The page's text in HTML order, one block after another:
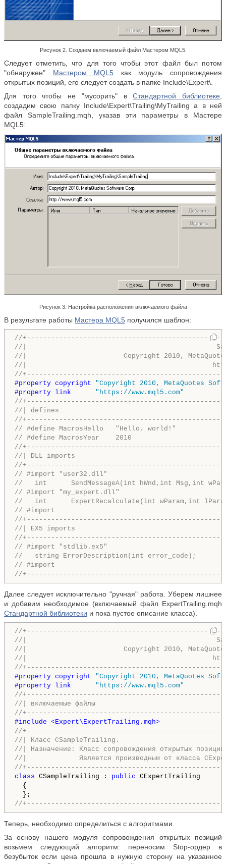
Рисунок 2. Создаем включаемый файл Мастером MQL5.
Следует отметить, что для того чтобы этот файл был потом
"обнаружен" Мастером MQL5 как модуль сопровождения
открытых позиций, его следует создать в папке Include\Expert\.
Для того чтобы не "мусорить" вСтандартной библиотеке,
создадим свою папку Include\Expert\Trailing\MyTrailing а в ней
файл SampleTrailing.mqh, указав эти параметры в Мастере
МQL5:
Рисунок 3. Настройка расположения включаемого файла
В результате работы Мастера MQL5 получился шаблон:
//
//|
//|                        Copyright 2010,
//|
//
#property copyright "Copyright 2010, MetaQuotes
#property link "https://www.mql5.com"
//
//| defines
//
// #define MacrosHello   "Hello, world!"
// #define MacrosYear    2010
//
//| DLL imports
//
// #import "user32.dll"
//   int      SendMessageA(int hWnd,int Msg,int
// #import "my_expert.dll"
//   int      ExpertRecalculate(int wParam,int
// #import
//
//| EX5 imports
//
// #import "stdlib.ex5"
//   string ErrorDescription(int error_code);
// #import
//
Далее следует исключительно "ручная" работа. Уберем лишнее
и добавим необходимое (включаемый файл ExpertTrailing.mqh
Стандартной библиотеки и пока пустое описание класса).
//
//|
//|                        Copyright 2010,
//|
//
#property copyright "Copyright 2010, MetaQuotes
#property link "https://www.mql5.com"
//
//| включаемые файлы
//
#include <Expert\ExpertTrailing.mqh>
//
//| Класс CSampleTrailing.
//| Назначение: Класс сопровождения открытых
//|             Является производным от класса
//
class CSampleTrailing : public CExpertTrailing
{
//
Теперь, необходимо определиться с алгоритмами.
За основу нашего модуля сопровождения открытых позиций
возьмем следующий алгоритм: переносим Stop-ордер в
безубыток если цена прошла в нужную сторону на указанное